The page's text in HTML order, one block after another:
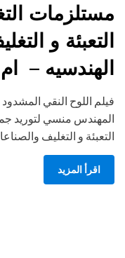
مستلزمات
التعبئة و
الهندسيه –
فيلم اللوح النقي
المهندس منسي لتوريد
التعبئة و التغليف
اقرأ المزيد